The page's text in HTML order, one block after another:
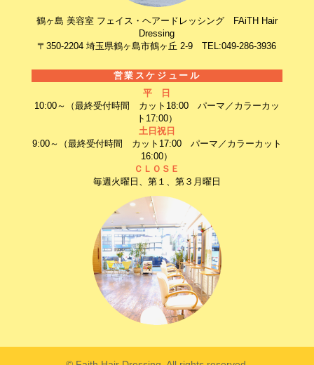
鶴ヶ島 美容室 フェイス・ヘアードレッシング FAiTH Hair
Dressing
〒350-2204 埼玉県鶴ヶ島市鶴ヶ丘 2-9 TEL:049-286-3936
営業スケジュール
平 日
10:00～（最終受付時間 カット18:00 パーマ／カラーカッ
ト17:00）
土日祝日
9:00～（最終受付時間 カット17:00 パーマ／カラーカット
16:00）
ＣＬＯＳＥ
毎週火曜日、第１、第３月曜日